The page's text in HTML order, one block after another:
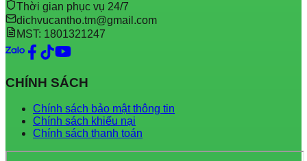
Thời gian phục vụ 24/7
dichvucantho.tm@gmail.com
MST: 1801321247
CHÍNH SÁCH
Chính sách bảo mật thông tin
Chính sách khiếu nại
Chính sách thanh toán